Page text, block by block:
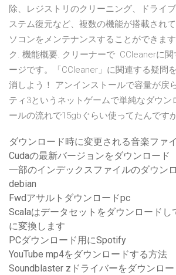
除、レジストリのクリーニング、ドライ
ステム復元など、複数の機能が搭載され
ソコンをメンテナンスすることができま
ク. 機能概要. クリーナーで CCleanerに関
ージです。「CCleaner」に関連する疑問
消しよう！ アンインストールで容量が戻
ティ3というネットゲームで単純なダウン
ールの流れで15gbぐらい使ってたんです
ダウンロード時に変更される音楽ファ
Cudaの最新バージョンをダウンロード
一部のインデックスファイルのダウン
debian
Fwdアサルトダウンロードpc
Scalaはデータセットをダウンロードし
に変換します
PCダウンロード用にSpotify
YouTube mp4をダウンロードする方法
Soundblaster zドライバーをダウンロー